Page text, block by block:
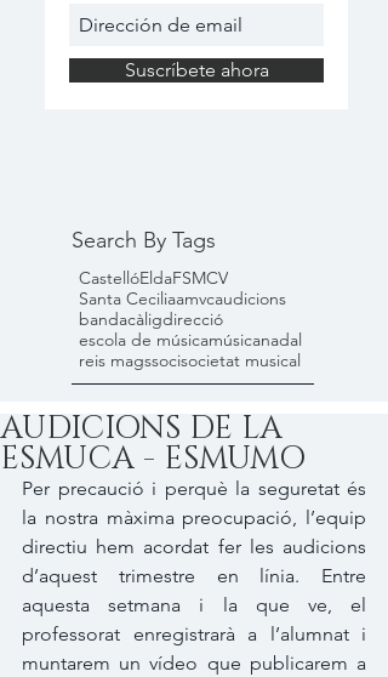
Suscríbete ahora
Search By Tags
CastellóEldaFSMCV
Santa Ceciliaamvcaudicions
bandacàligdirecció
escola de músicamúsicanadal
reis magssocisocietat musical
AUDICIONS DE LA
ESMUCA - ESMUMO
Per precaució i perquè la seguretat és
la nostra màxima preocupació, l’equip
directiu hem acordat fer les audicions
d’aquest trimestre en línia. Entre
aquesta setmana i la que ve, el
professorat enregistrarà a l’alumnat i
muntarem un vídeo que publicarem a